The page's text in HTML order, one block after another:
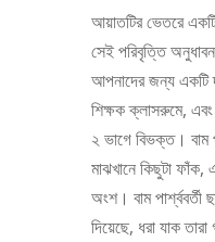
আয়াতটির ভেতরে
সেই পরিবৃত্তি
আপনাদের জন্য
শিক্ষক ক্লাসরুমে, এবং
২ ভাগে বিভক্ত। বাম
মাঝখানে কিছুটা
অংশ। বাম পার্শ্ববর্তী
দিয়েছে, ধরা যাক